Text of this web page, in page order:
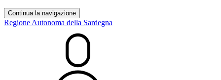
Continua la navigazione
Regione Autonoma della Sardegna